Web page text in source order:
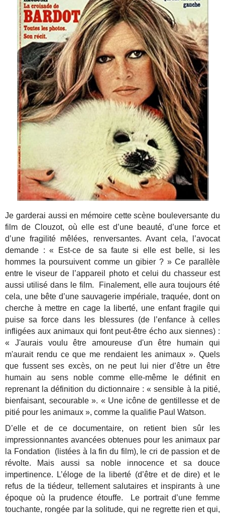
Je garderai aussi en mémoire cette scène bouleversante du
film de Clouzot, où elle est d’une beauté, d’une force et
d’une fragilité mêlées, renversantes. Avant cela, l’avocat
demande : « Est-ce de sa faute si elle est belle, si les
hommes la poursuivent comme un gibier ? » Ce parallèle
entre le viseur de l’appareil photo et celui du chasseur est
aussi utilisé dans le film. Finalement, elle aura toujours été
cela, une bête d’une sauvagerie impériale, traquée, dont on
cherche à mettre en cage la liberté, une enfant fragile qui
puise sa force dans les blessures (de l’enfance à celles
infligées aux animaux qui font peut-être écho aux siennes) :
« J'aurais voulu être amoureuse d'un être humain qui
m'aurait rendu ce que me rendaient les animaux ». Quels
que fussent ses excès, on ne peut lui nier d’être un être
humain au sens noble comme elle-même le définit en
reprenant la définition du dictionnaire : « sensible à la pitié,
bienfaisant, secourable ». « Une icône de gentillesse et de
pitié pour les animaux », comme la qualifie Paul Watson.
D’elle et de ce documentaire, on retient bien sûr les
impressionnantes avancées obtenues pour les animaux par
la Fondation (listées à la fin du film), le cri de passion et de
révolte. Mais aussi sa noble innocence et sa douce
impertinence. L’éloge de la liberté (d’être et de dire) et le
refus de la tiédeur, tellement salutaires et inspirants à une
époque où la prudence étouffe. Le portrait d’une femme
touchante, rongée par la solitude, qui ne regrette rien et qui,